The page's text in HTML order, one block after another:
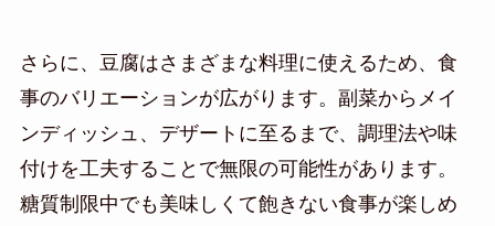
さらに、豆腐はさまざまな料理に使えるため、食
事のバリエーションが広がります。副菜からメイ
ンディッシュ、デザートに至るまで、調理法や味
付けを工夫することで無限の可能性があります。
糖質制限中でも美味しくて飽きない食事が楽しめ